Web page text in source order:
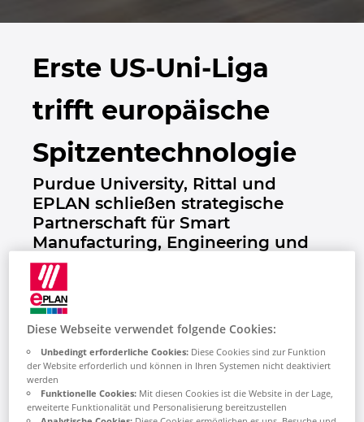
Erste US-Uni-Liga
trifft europäische
Spitzentechnologie
Purdue University, Rittal und
EPLAN schließen strategische
Partnerschaft für Smart
Manufacturing, Engineering und
Education
sowie Rittal und EPLAN, weltweit führende
Schwesterunternehmen in den Bereichen
Industrie-, Elektro- und
Automatisierungstechnik, haben eine
umfassende strategische Partnerschaft
Brunei
Bulgarien
Chile
China
China Taiwan
Dänemark
Deutschland
Finnland
Frankreich
Griechenland
Diese Webseite verwendet folgende Cookies:
Unbedingt erforderliche Cookies:Diese Cookies sind zur Funktion
der Website erforderlich und können in Ihren Systemen nicht deaktiviert
werden
Funktionelle Cookies:Mit diesen Cookies ist die Website in der Lage,
erweiterte Funktionalität und Personalisierung bereitzustellen